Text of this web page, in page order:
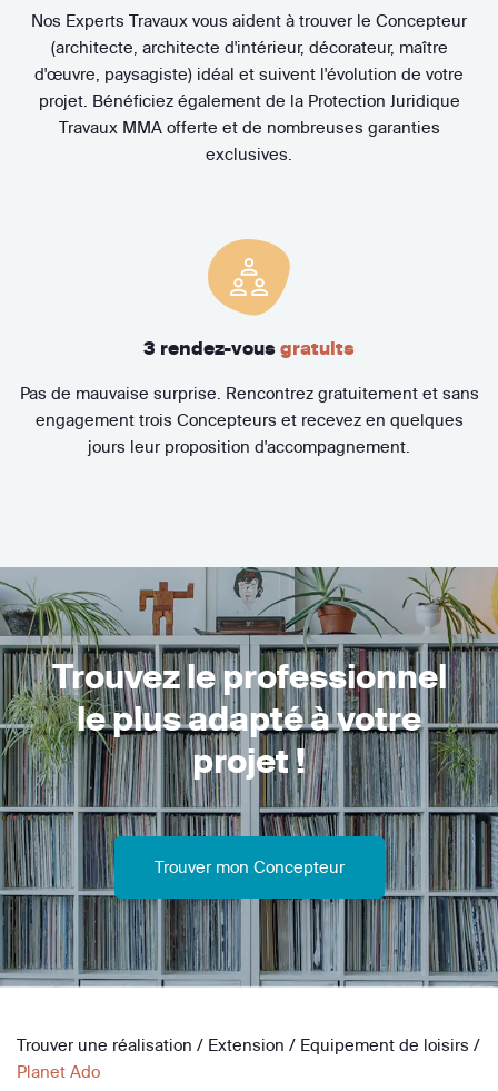
Nos Experts Travaux vous aident à trouver le Concepteur
(architecte, architecte d'intérieur, décorateur, maître
d'œuvre, paysagiste) idéal et suivent l'évolution de votre
projet. Bénéficiez également de la Protection Juridique
Travaux MMA offerte et de nombreuses garanties
exclusives.
3 rendez-vous gratuits
Pas de mauvaise surprise. Rencontrez gratuitement et sans
engagement trois Concepteurs et recevez en quelques
jours leur proposition d'accompagnement.
Trouvez le professionnel
le plus adapté à votre
projet !
Trouver mon Concepteur
Trouver une réalisation / Extension / Equipement de loisirs /
Planet Ado